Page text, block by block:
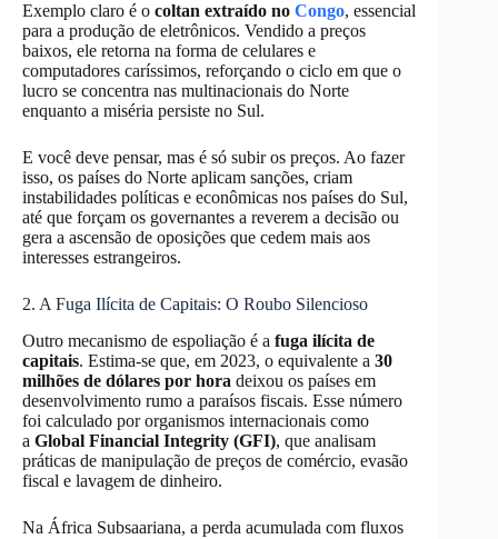
Exemplo claro é o coltan extraído no Congo, essencial
para a produção de eletrônicos. Vendido a preços
baixos, ele retorna na forma de celulares e
computadores caríssimos, reforçando o ciclo em que o
lucro se concentra nas multinacionais do Norte
enquanto a miséria persiste no Sul.
E você deve pensar, mas é só subir os preços. Ao fazer
isso, os países do Norte aplicam sanções, criam
instabilidades políticas e econômicas nos países do Sul,
até que forçam os governantes a reverem a decisão ou
gera a ascensão de oposições que cedem mais aos
interesses estrangeiros.
2. A Fuga Ilícita de Capitais: O Roubo Silencioso
Outro mecanismo de espoliação é a fuga ilícita de
capitais. Estima-se que, em 2023, o equivalente a 30
milhões de dólares por hora deixou os países em
desenvolvimento rumo a paraísos fiscais. Esse número
foi calculado por organismos internacionais como
a Global Financial Integrity (GFI), que analisam
práticas de manipulação de preços de comércio, evasão
fiscal e lavagem de dinheiro.
Na África Subsaariana, a perda acumulada com fluxos